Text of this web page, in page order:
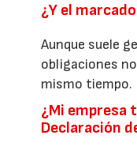
¿Y el
Aunque suele
obligaciones
mismo tiempo.
¿Mi empresa
Declaración